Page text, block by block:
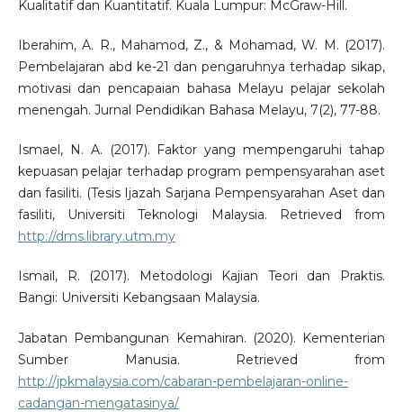
Kualitatif dan Kuantitatif. Kuala Lumpur: McGraw-Hill.
Iberahim, A. R., Mahamod, Z., & Mohamad, W. M. (2017).
Pembelajaran abd ke-21 dan pengaruhnya terhadap sikap,
motivasi dan pencapaian bahasa Melayu pelajar sekolah
menengah. Jurnal Pendidikan Bahasa Melayu, 7(2), 77-88.
Ismael, N. A. (2017). Faktor yang mempengaruhi tahap
kepuasan pelajar terhadap program pempensyarahan aset
dan fasiliti. (Tesis Ijazah Sarjana Pempensyarahan Aset dan
fasiliti, Universiti Teknologi Malaysia. Retrieved from
http://dms.library.utm.my
Ismail, R. (2017). Metodologi Kajian Teori dan Praktis.
Bangi: Universiti Kebangsaan Malaysia.
Jabatan Pembangunan Kemahiran. (2020). Kementerian
Sumber Manusia. Retrieved from
http://jpkmalaysia.com/cabaran-pembelajaran-online-
cadangan-mengatasinya/